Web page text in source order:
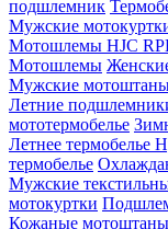
подшлемник
Мужские
Мотошлемы HJC
Мотошлемы
Мужские
Летние
мототермобелье
Летнее термобелье
термобелье
Мужские
мотокуртки
Кожаные мотоштаны